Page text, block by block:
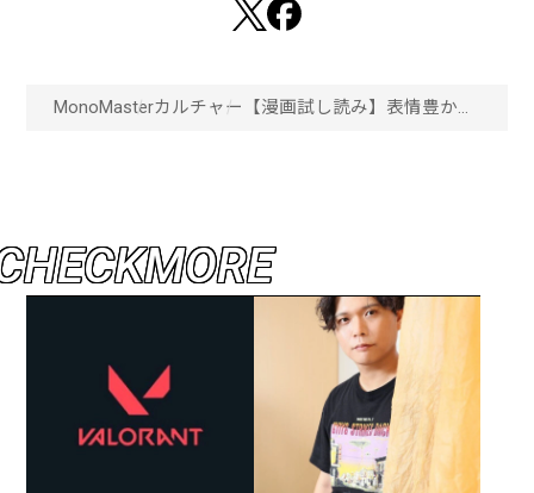
MonoMasterカルチャー 【漫画試し読み】表情豊かな
HECKMORE